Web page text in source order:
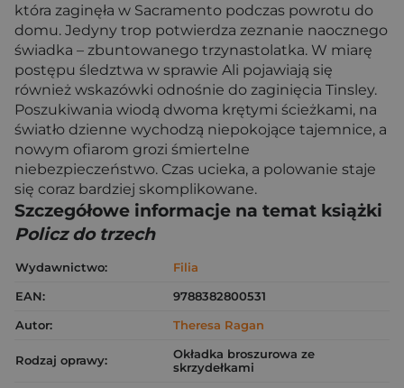
która zaginęła w Sacramento podczas powrotu do
domu. Jedyny trop potwierdza zeznanie naocznego
świadka – zbuntowanego trzynastolatka. W miarę
postępu śledztwa w sprawie Ali pojawiają się
również wskazówki odnośnie do zaginięcia Tinsley.
Poszukiwania wiodą dwoma krętymi ścieżkami, na
światło dzienne wychodzą niepokojące tajemnice, a
nowym ofiarom grozi śmiertelne
niebezpieczeństwo. Czas ucieka, a polowanie staje
się coraz bardziej skomplikowane.
Szczegółowe informacje na temat książki
Policz do trzech
Wydawnictwo:
Filia
EAN:
9788382800531
Autor:
Theresa Ragan
Rodzaj oprawy:
Okładka broszurowa ze
skrzydełkami